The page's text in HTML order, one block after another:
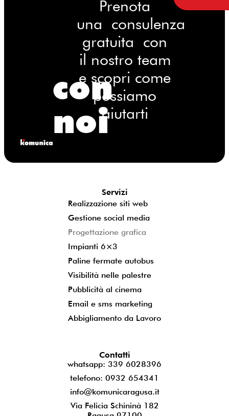
con
noi
Prenota
una consulenza
gratuita con
il nostro team
e scopri come
possiamo
aiutarti
Servizi
Realizzazione siti web
Gestione social media
Progettazione grafica
Impianti 6×3
Paline fermate autobus
Visibilità nelle palestre
Pubblicità al cinema
Email e sms marketing
Abbigliamento da Lavoro
Contatti
whatsapp: 339 6028396
telefono: 0932 654341
info@komunicaragusa.it
Via Felicia Schininà 182